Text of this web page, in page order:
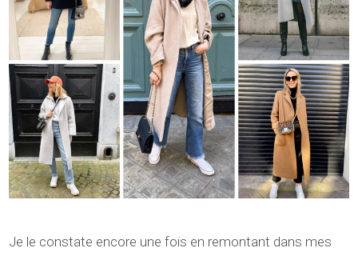
Je le constate encore une fois en remontant dans mes